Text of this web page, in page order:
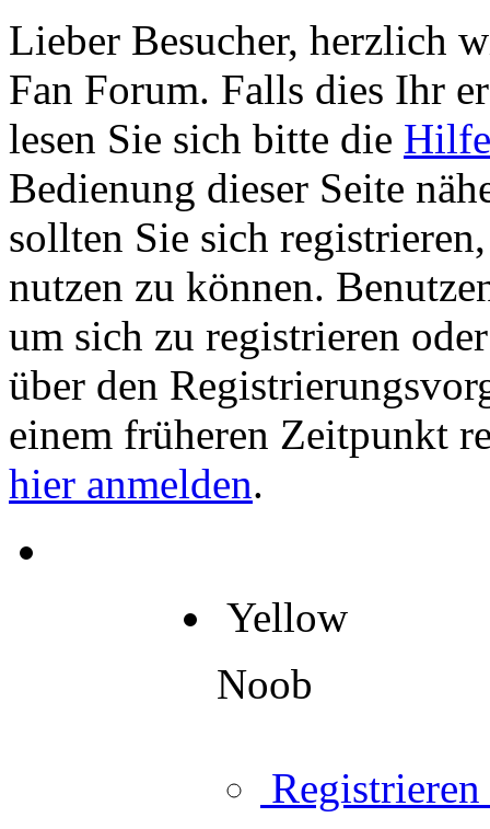
Lieber Besucher, herzlich
Fan Forum. Falls dies Ihr
lesen Sie sich bitte die Hilfe
Bedienung dieser Seite
sollten Sie sich
nutzen zu können.
um sich zu registrieren
über den
einem früheren Zeitpunkt
hier anmelden.
Yellow
Noob